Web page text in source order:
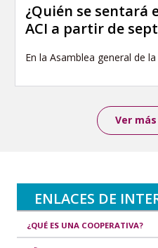
¿Quién se sentará
ACI a partir de
En la Asamblea general de la
Ver
ENLACES DE
¿QUÉ ES UNA COOPERATIVA?